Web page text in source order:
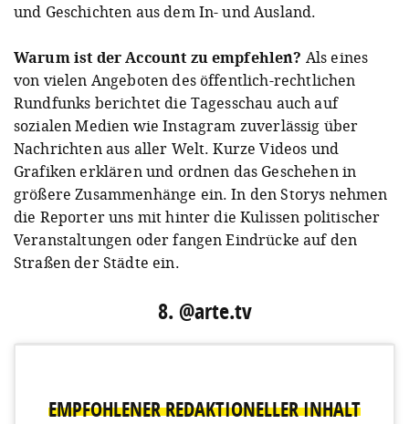
und Geschichten aus dem In- und Ausland.
Warum ist der Account zu empfehlen? Als eines
von vielen Angeboten des öffentlich-rechtlichen
Rundfunks berichtet die Tagesschau auch auf
sozialen Medien wie Instagram zuverlässig über
Nachrichten aus aller Welt. Kurze Videos und
Grafiken erklären und ordnen das Geschehen in
größere Zusammenhänge ein. In den Storys nehmen
die Reporter uns mit hinter die Kulissen politischer
Veranstaltungen oder fangen Eindrücke auf den
Straßen der Städte ein.
8. @arte.tv
EMPFOHLENER REDAKTIONELLER INHALT